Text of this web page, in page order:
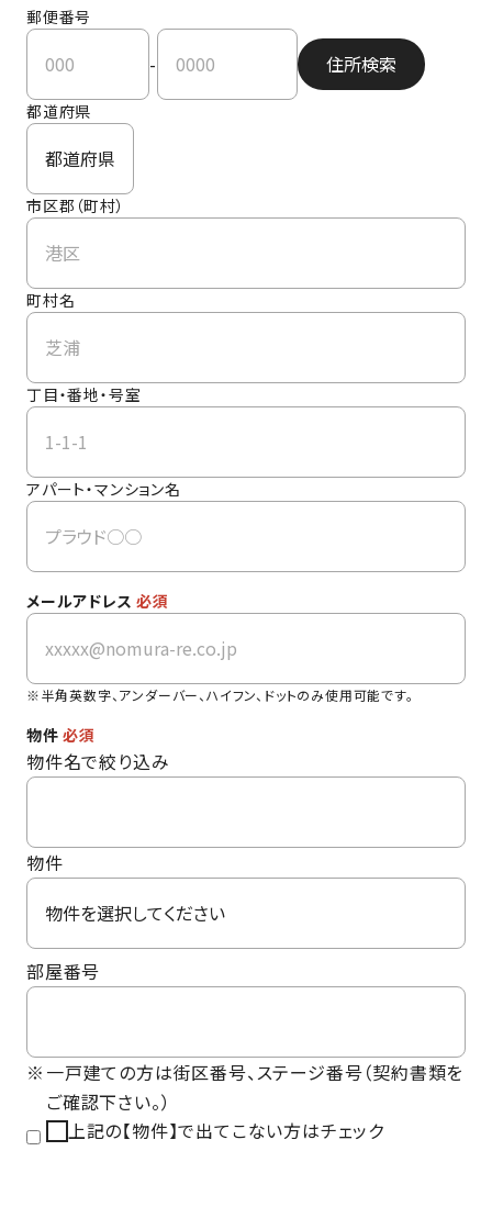
郵便番号
- 住所検索
都道府県
市区郡（町村）
町村名
丁目・番地・号室
アパート・マンション名
メールアドレス必須
半角英数字、アンダーバー、ハイフン、ドットのみ使用可能です。
物件必須
物件名で絞り込み
物件
部屋番号
一戸建ての方は街区番号、ステージ番号（契約書類を
ご確認下さい。）
上記の【物件】で出てこない方はチェック